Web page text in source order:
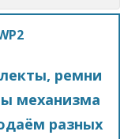
ремни
механизма
разных